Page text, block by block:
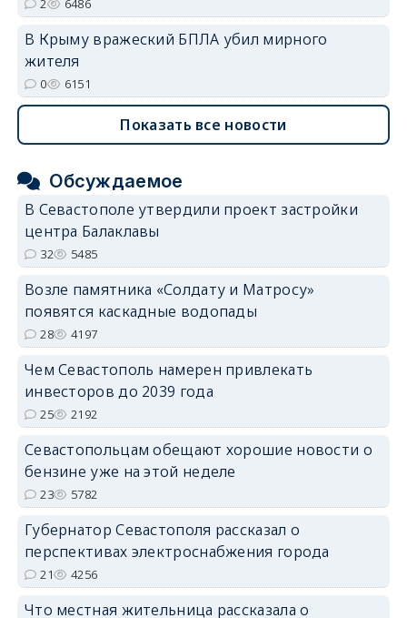
2 6486
В Крыму вражеский БПЛА убил мирного
жителя
0 6151
Показать все новости
Обсуждаемое
В Севастополе утвердили проект застройки
центра Балаклавы
32 5485
Возле памятника «Солдату и Матросу»
появятся каскадные водопады
28 4197
Чем Севастополь намерен привлекать
инвесторов до 2039 года
25 2192
Севастопольцам обещают хорошие новости о
бензине уже на этой неделе
23 5782
Губернатор Севастополя рассказал о
перспективах электроснабжения города
21 4256
Что местная жительница рассказала о